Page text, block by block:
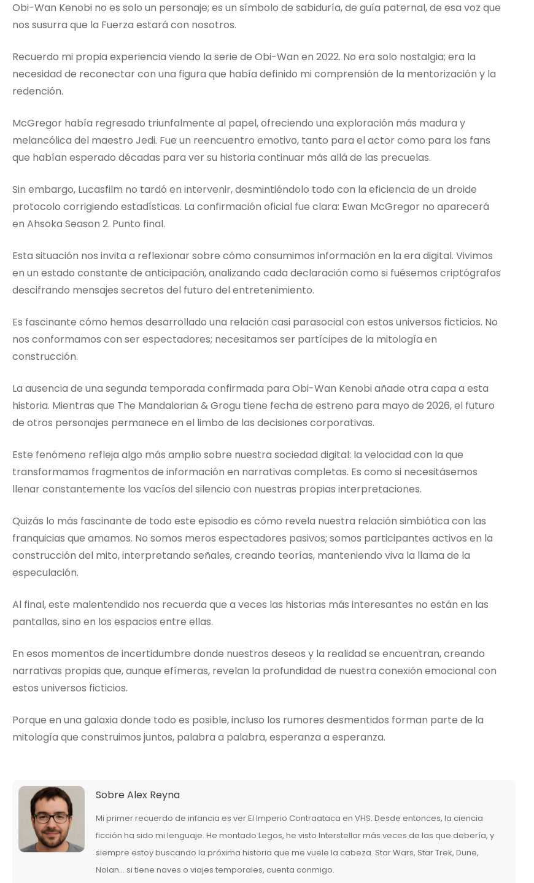
Obi-Wan Kenobi no es solo un personaje; es un símbolo de sabiduría, de guía paternal, de esa voz que
nos susurra que la Fuerza estará con nosotros.
Recuerdo mi propia experiencia viendo la serie de Obi-Wan en 2022. No era solo nostalgia; era la
necesidad de reconectar con una figura que había definido mi comprensión de la mentorización y la
redención.
McGregor había regresado triunfalmente al papel, ofreciendo una exploración más madura y
melancólica del maestro Jedi. Fue un reencuentro emotivo, tanto para el actor como para los fans
que habían esperado décadas para ver su historia continuar más allá de las precuelas.
Sin embargo, Lucasfilm no tardó en intervenir, desmintiéndolo todo con la eficiencia de un droide
protocolo corrigiendo estadísticas. La confirmación oficial fue clara: Ewan McGregor no aparecerá
en Ahsoka Season 2. Punto final.
Esta situación nos invita a reflexionar sobre cómo consumimos información en la era digital. Vivimos
en un estado constante de anticipación, analizando cada declaración como si fuésemos criptógrafos
descifrando mensajes secretos del futuro del entretenimiento.
Es fascinante cómo hemos desarrollado una relación casi parasocial con estos universos ficticios. No
nos conformamos con ser espectadores; necesitamos ser partícipes de la mitología en
construcción.
La ausencia de una segunda temporada confirmada para Obi-Wan Kenobi añade otra capa a esta
historia. Mientras que The Mandalorian & Grogu tiene fecha de estreno para mayo de 2026, el futuro
de otros personajes permanece en el limbo de las decisiones corporativas.
Este fenómeno refleja algo más amplio sobre nuestra sociedad digital: la velocidad con la que
transformamos fragmentos de información en narrativas completas. Es como si necesitásemos
llenar constantemente los vacíos del silencio con nuestras propias interpretaciones.
Quizás lo más fascinante de todo este episodio es cómo revela nuestra relación simbiótica con las
franquicias que amamos. No somos meros espectadores pasivos; somos participantes activos en la
construcción del mito, interpretando señales, creando teorías, manteniendo viva la llama de la
especulación.
Al final, este malentendido nos recuerda que a veces las historias más interesantes no están en las
pantallas, sino en los espacios entre ellas.
En esos momentos de incertidumbre donde nuestros deseos y la realidad se encuentran, creando
narrativas propias que, aunque efímeras, revelan la profundidad de nuestra conexión emocional con
estos universos ficticios.
Porque en una galaxia donde todo es posible, incluso los rumores desmentidos forman parte de la
mitología que construimos juntos, palabra a palabra, esperanza a esperanza.
SobreAlex Reyna
Mi primer recuerdo de infancia es ver El Imperio Contraataca en VHS. Desde entonces, la ciencia
ficción ha sido mi lenguaje. He montado Legos, he visto Interstellar más veces de las que debería, y
siempre estoy buscando la próxima historia que me vuele la cabeza. Star Wars, Star Trek, Dune,
Nolan… si tiene naves o viajes temporales, cuenta conmigo.